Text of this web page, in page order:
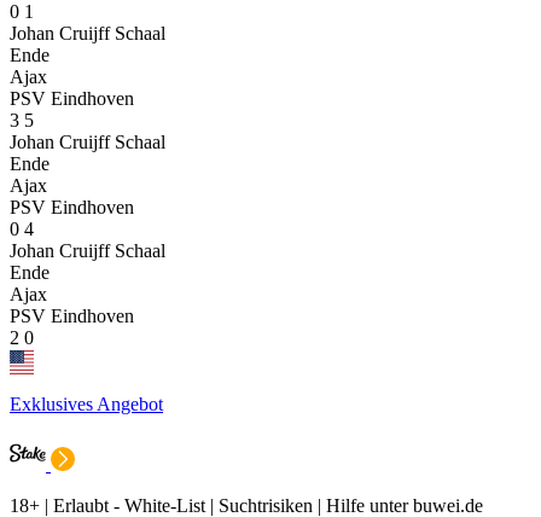
0 1
Johan Cruijff Schaal
Ende
Ajax
PSV Eindhoven
3 5
Johan Cruijff Schaal
Ende
Ajax
PSV Eindhoven
0 4
Johan Cruijff Schaal
Ende
Ajax
PSV Eindhoven
2 0
Exklusives Angebot
18+ | Erlaubt - White-List | Suchtrisiken | Hilfe unter buwei.de